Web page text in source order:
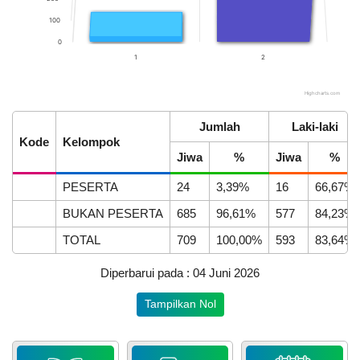
INVENTARIS DATA STUNTING
0
100
1 2
Highcharts.com
Kode Kelompok
Jumlah Laki-laki
Jiwa % Jiwa %
PESERTA 24 3,39% 16
66,67%
BUKAN PESERTA
685 96,61% 577
84,23%
TOTAL
709 100,00% 593 83,64%
Diperbarui pada : 04 Juni 2026
Tampilkan Nol
April
230
Kali
Desa
Mekarsari
Raih
Juara
Adminduk
ke-
APBDes 2025 Pendapatan
Hasil Usaha Desa
Realisasi
80.04%